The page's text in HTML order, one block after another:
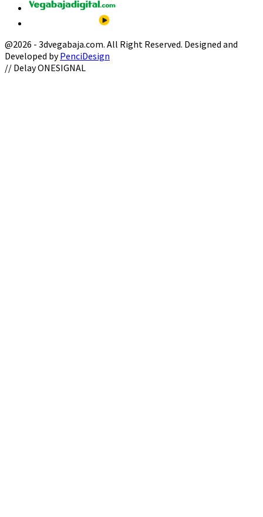
@2026 - 3dvegabaja.com. All Right Reserved. Designed and
Developed byPenciDesign
Facebook
Twitter
Instagram
Youtube
Email
// Delay ONESIGNAL